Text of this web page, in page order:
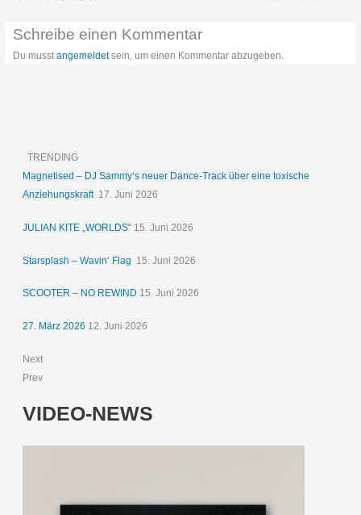
Schreibe einen Kommentar
Du musstangemeldetsein, um einen Kommentar abzugeben.
TRENDING
Magnetised – DJ Sammy‘s neuer Dance-Track über eine toxische
Anziehungskraft 17. Juni 2026
JULIAN KITE „WORLDS“ 15. Juni 2026
Starsplash – Wavin‘ Flag 15. Juni 2026
SCOOTER – NO REWIND 15. Juni 2026
27. März 2026 12. Juni 2026
Next
Prev
VIDEO-NEWS